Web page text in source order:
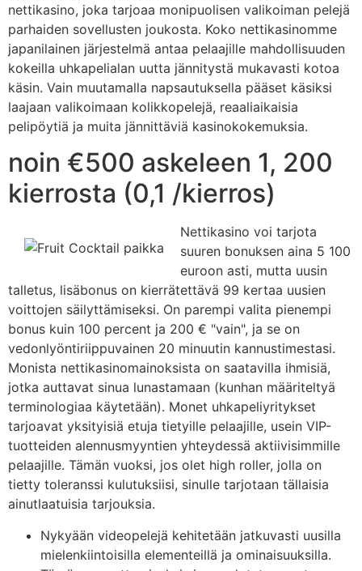
nettikasino, joka tarjoaa monipuolisen valikoiman pelejä
parhaiden sovellusten joukosta. Koko nettikasinomme
japanilainen järjestelmä antaa pelaajille mahdollisuuden
kokeilla uhkapelialan uutta jännitystä mukavasti kotoa
käsin. Vain muutamalla napsautuksella pääset käsiksi
laajaan valikoimaan kolikkopelejä, reaaliaikaisia ​​
pelipöytiä ja muita jännittäviä kasinokokemuksia.
noin €500 askeleen 1, 200
kierrosta (0,1 /kierros)
Nettikasino voi tarjota
suuren bonuksen aina 5 100
euroon asti, mutta uusin
talletus, lisäbonus on kierrätettävä 99 kertaa uusien
voittojen säilyttämiseksi. On parempi valita pienempi
bonus kuin 100 percent ja 200 € "vain", ja se on
vedonlyöntiriippuvainen 20 minuutin kannustimestasi.
Monista nettikasinomainoksista on saatavilla ihmisiä,
jotka auttavat sinua lunastamaan (kunhan määriteltyä
terminologiaa käytetään). Monet uhkapeliyritykset
tarjoavat yksityisiä etuja tietyille pelaajille, usein VIP-
tuotteiden alennusmyyntien yhteydessä aktiivisimmille
pelaajille. Tämän vuoksi, jos olet high roller, jolla on
tietty toleranssi kulutuksiisi, sinulle tarjotaan tällaisia ​​
ainutlaatuisia tarjouksia.
Nykyään videopelejä kehitetään jatkuvasti uusilla
mielenkiintoisilla elementeillä ja ominaisuuksilla.